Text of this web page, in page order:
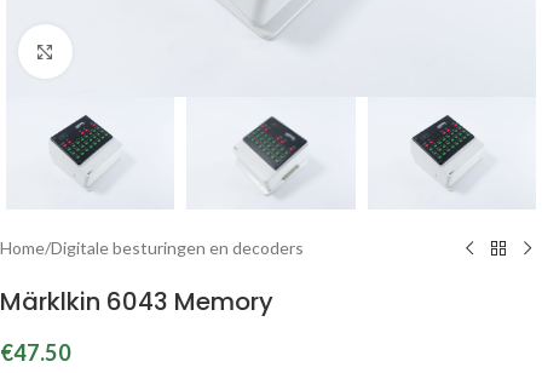
Click to enlarge
Home/Digitale besturingen en decoders
Märklkin 6043 Memory
€47.50